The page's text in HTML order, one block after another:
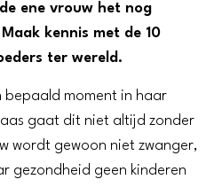
ene vrouw het nog
kennis met de 10
ter wereld.
bepaald moment in haar
gaat dit niet altijd zonder
wordt gewoon niet zwanger,
gezondheid geen kinderen